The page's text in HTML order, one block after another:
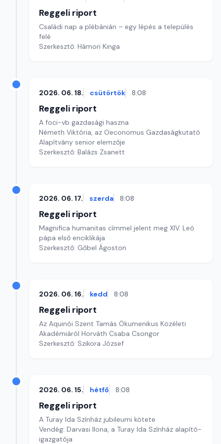
Reggeli riport
Családi nap a plébánián – egy lépés a település
felé
Szerkesztő: Hámori Kinga
2026. 06. 18. csütörtök 8:08
Reggeli riport
A foci-vb gazdasági haszna
Németh Viktória, az Oeconomus Gazdaságkutató
Alapítvány senior elemzője
Szerkesztő: Balázs Zsanett
2026. 06. 17. szerda 8:08
Reggeli riport
Magnifica humanitas címmel jelent meg XIV. Leó
pápa első enciklikája
Szerkesztő: Gőbel Ágoston
2026. 06. 16. kedd 8:08
Reggeli riport
Az Aquinói Szent Tamás Ökumenikus Közéleti
Akadémiáról Horváth Csaba Csongor
Szerkesztő: Szikora József
2026. 06. 15. hétfő 8:08
Reggeli riport
A Turay Ida Színház jubileumi kötete
Vendég: Darvasi Ilona, a Turay Ida Színház alapító-
igazgatója